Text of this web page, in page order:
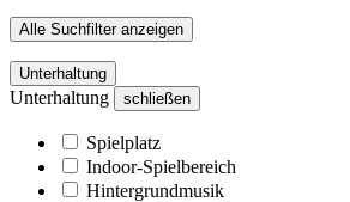
Alle Suchfilter anzeigen
Unterhaltung
Unterhaltung schließen
Spielplatz
Indoor-Spielbereich
Hintergrundmusik